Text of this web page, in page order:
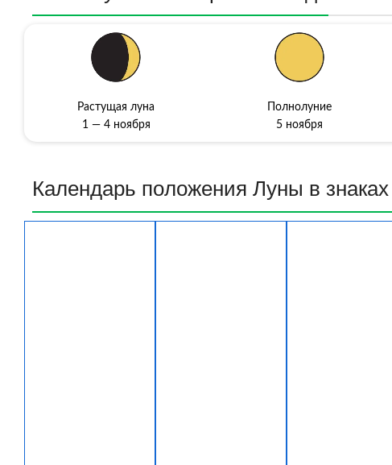
Растущая луна
1 — 4 ноября
Полнолуние
5 ноября
Календарь пoлoжeния Луны в